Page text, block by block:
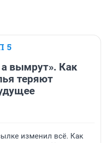
5
а вымрут». Как
теряют
изменил всё. Как